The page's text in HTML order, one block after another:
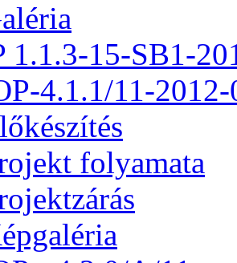
1.1.3-15-SB1-
4.1.1/11-2012-
folyamata